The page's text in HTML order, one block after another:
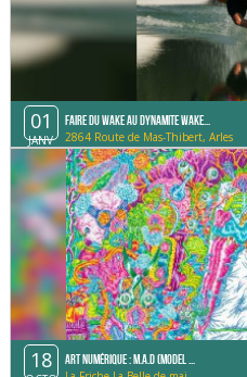
01
JANV
Faire du Wake au Dynamite Wake...
2864 Route de Mas-Thibert, Arles
18 Art Numérique : M.A.D (Model ...